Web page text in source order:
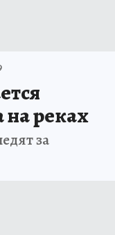
реках
за